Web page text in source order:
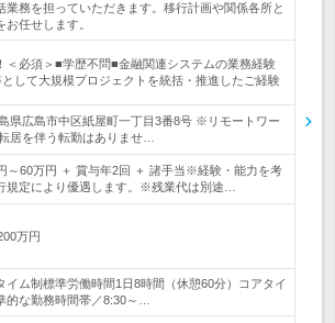
業務を担っていただきます。移行計画や関係各所と
お任せします。
＜必須＞■学歴不問■金融関連システムの業務経験
して大規模プロジェクトを統括・推進したご経験
島県広島市中区紙屋町一丁目3番8号 ※リモートワー
居を伴う転勤はありませ…
～60万円 ＋ 賞与年2回 ＋ 諸手当※経験・能力を考
規定により優遇します。※残業代は別途…
万円
イム制標準労働時間1日8時間（休憩60分）コアタイ
的な勤務時間帯／8:30～…